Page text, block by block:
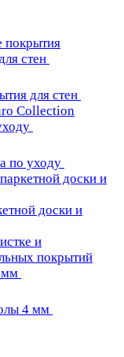
покрытия
стен
для стен
Collection
по уходу
доски и
доски и
и
покрытий
мм
4 мм